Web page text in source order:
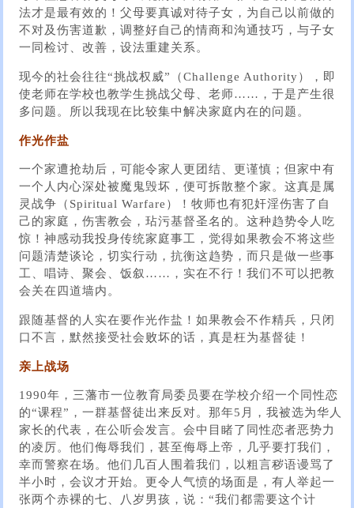
法才是最有效的！父母要真诚对待子女，为自己以前做的
不对及伤害道歉，调整好自己的情商和沟通技巧，与子女
一同检讨、改善，设法重建关系。
现今的社会往往“挑战权威”（Challenge Authority），即
使老师在学校也教学生挑战父母、老师……，于是产生很
多问题。所以我现在比较集中解决家庭内在的问题。
作光作盐
一个家遭抢劫后，可能令家人更团结、更谨慎；但家中有
一个人内心深处被魔鬼毁坏，便可拆散整个家。这真是属
灵战争（Spiritual Warfare）！牧师也有犯奸淫伤害了自
己的家庭，伤害教会，玷污基督圣名的。这种趋势令人吃
惊！神感动我投身传统家庭事工，觉得如果教会不将这些
问题清楚谈论，切实行动，抗衡这趋势，而只是做一些事
工、唱诗、聚会、饭叙……，实在不行！我们不可以把教
会关在四道墙内。
跟随基督的人实在要作光作盐！如果教会不作精兵，只闭
口不言，默然接受社会败坏的话，真是枉为基督徒！
亲上战场
1990年，三藩市一位教育局委员要在学校介绍一个同性恋
的“课程”，一群基督徒出来反对。那年5月，我被选为华人
家长的代表，在公听会发言。会中目睹了同性恋者恶势力
的凌厉。他们侮辱我们，甚至侮辱上帝，几乎要打我们，
幸而警察在场。他们几百人围着我们，以粗言秽语谩骂了
半小时，会议才开始。更令人气愤的场面是，有人举起一
张两个赤裸的七、八岁男孩，说：“我们都需要这个计